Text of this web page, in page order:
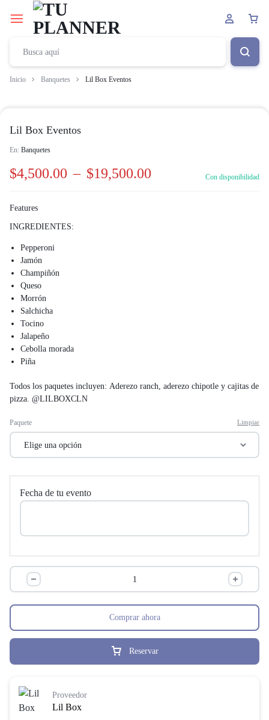
Inicio Banquetes Lil Box Eventos
Lil Box Eventos
En: Banquetes
$4,500.00 – $19,500.00 Con disponibilidad
Features
INGREDIENTES:
Pepperoni
Jamón
Champiñón
Queso
Morrón
Salchicha
Tocino
Jalapeño
Cebolla morada
Piña
Todos los paquetes incluyen: Aderezo ranch, aderezo chipotle y cajitas de
pizza. @LILBOXCLN
Paquete Limpiar
Fecha de tu evento
Reservar
Comprar ahora
Lil Box
Proveedor